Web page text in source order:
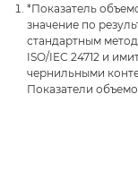
*Показатель
значение по
стандартным
ISO/IEC 24712 и
чернильными
Показатели